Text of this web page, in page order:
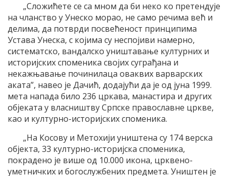
„Сложићете се са мном да би неко ко претендује
на чланство у Унеско морао, не само речима већ и
делима, да потврди посвећеност принципима
Устава Унеска, с којима су неспојиви намерно,
систематско, вандалско уништавање културних и
историјских споменика својих суграђана и
некажњавање починилаца оваквих варварских
аката”, навео је Дачић, додајући да је од јуна 1999.
мета напада било 236 цркава, манастира и других
објеката у власништву Српске православне цркве,
као и културно-историјских споменика.
„На Косову и Метохији уништена су 174 верска
објекта, 33 културно-историјска споменика,
покрадено је више од 10.000 икона, црквено-
уметничких и богослужбених предмета. Уништен је